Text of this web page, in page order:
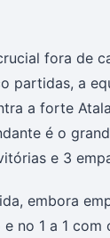
fora de
partidas, a
a forte
é o
e 3
embora
no 1 a 1